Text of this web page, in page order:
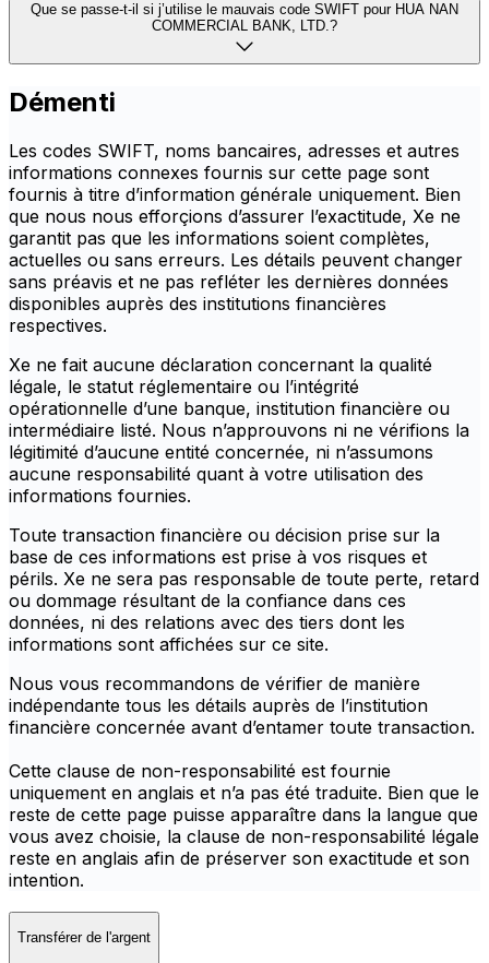
Que se passe-t-il si j’utilise le mauvais code SWIFT pour HUA NAN
COMMERCIAL BANK, LTD.?
Démenti
Les codes SWIFT, noms bancaires, adresses et autres
informations connexes fournis sur cette page sont
fournis à titre d’information générale uniquement. Bien
que nous nous efforçions d’assurer l’exactitude, Xe ne
garantit pas que les informations soient complètes,
actuelles ou sans erreurs. Les détails peuvent changer
sans préavis et ne pas refléter les dernières données
disponibles auprès des institutions financières
respectives.
Xe ne fait aucune déclaration concernant la qualité
légale, le statut réglementaire ou l’intégrité
opérationnelle d’une banque, institution financière ou
intermédiaire listé. Nous n’approuvons ni ne vérifions la
légitimité d’aucune entité concernée, ni n’assumons
aucune responsabilité quant à votre utilisation des
informations fournies.
Toute transaction financière ou décision prise sur la
base de ces informations est prise à vos risques et
périls. Xe ne sera pas responsable de toute perte, retard
ou dommage résultant de la confiance dans ces
données, ni des relations avec des tiers dont les
informations sont affichées sur ce site.
Nous vous recommandons de vérifier de manière
indépendante tous les détails auprès de l’institution
financière concernée avant d’entamer toute transaction.
Cette clause de non-responsabilité est fournie
uniquement en anglais et n’a pas été traduite. Bien que le
reste de cette page puisse apparaître dans la langue que
vous avez choisie, la clause de non-responsabilité légale
reste en anglais afin de préserver son exactitude et son
intention.
Transférer de l'argent